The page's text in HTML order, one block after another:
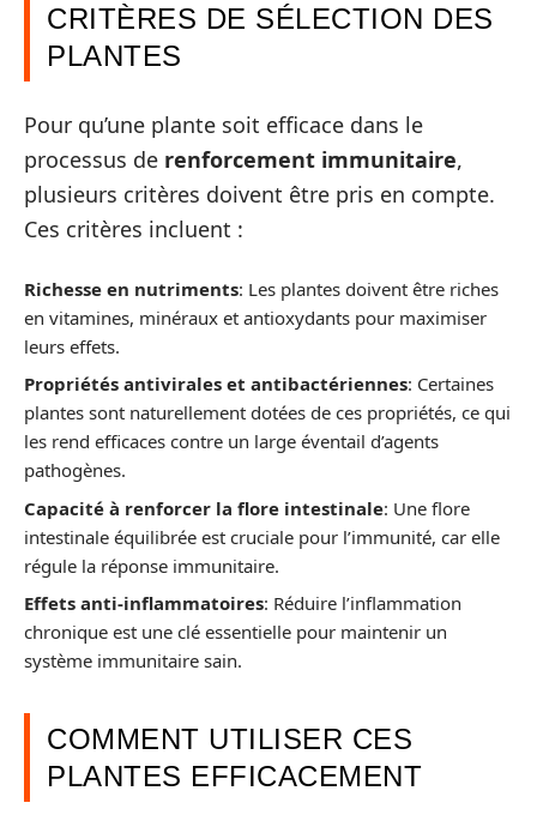
CRITÈRES DE SÉLECTION DES
PLANTES
Pour qu’une plante soit efficace dans le
processus de renforcement immunitaire,
plusieurs critères doivent être pris en compte.
Ces critères incluent :
Richesse en nutriments: Les plantes doivent être riches
en vitamines, minéraux et antioxydants pour maximiser
leurs effets.
Propriétés antivirales et antibactériennes: Certaines
plantes sont naturellement dotées de ces propriétés, ce qui
les rend efficaces contre un large éventail d’agents
pathogènes.
Capacité à renforcer la flore intestinale: Une flore
intestinale équilibrée est cruciale pour l’immunité, car elle
régule la réponse immunitaire.
Effets anti-inflammatoires: Réduire l’inflammation
chronique est une clé essentielle pour maintenir un
système immunitaire sain.
COMMENT UTILISER CES
PLANTES EFFICACEMENT